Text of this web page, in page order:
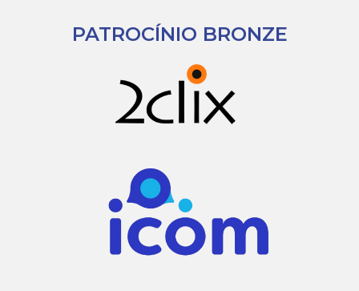
PATROCÍNIO BRONZE